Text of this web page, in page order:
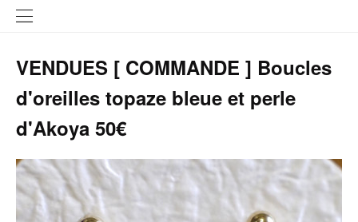
VENDUES [ COMMANDE ] Boucles
d'oreilles topaze bleue et perle
d'Akoya 50€